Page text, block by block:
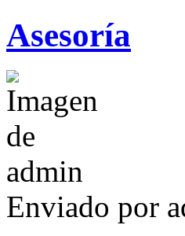
Asesoría
Enviado por